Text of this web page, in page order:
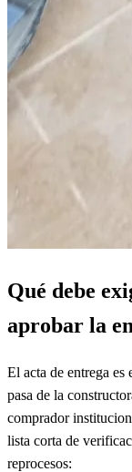
Qué debe
aprobar la
El acta de entrega
pasa de la
comprador
lista corta de
reprocesos: